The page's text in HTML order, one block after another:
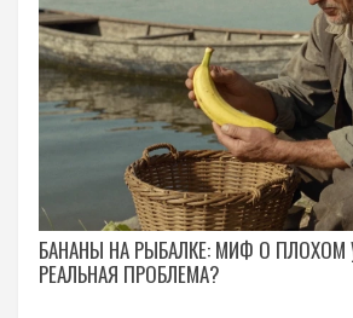
БАНАНЫ НА РЫБАЛКЕ: МИФ О ПЛОХОМ
РЕАЛЬНАЯ ПРОБЛЕМА?